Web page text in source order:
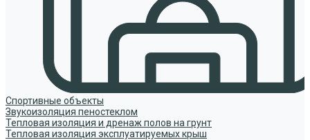
Спортивные объекты
Звукоизоляция пеностеклом
Тепловая изоляция и дренаж полов на грунт
Тепловая изоляция эксплуатируемых крыш